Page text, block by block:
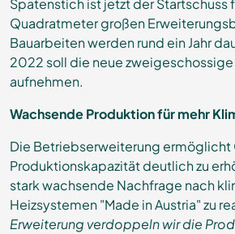
Spatenstich ist jetzt der Startschuss
Quadratmeter großen
Bauarbeiten werden rund ein Jahr
2022 soll die neue
aufnehmen.
Wachsende Produktion für mehr
Die Betriebserweiterung ermöglicht
Produktionskapazität deutlich zu
stark wachsende Nachfrage nach
Heizsystemen "Made in Austria" zu
Erweiterung verdoppeln wir die